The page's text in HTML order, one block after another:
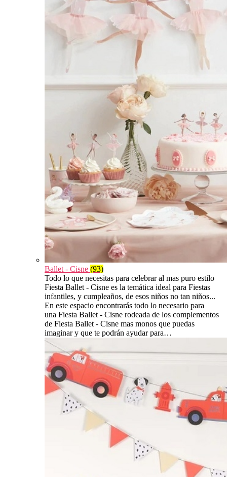
Ballet - Cisne (93)
Todo lo que necesitas para celebrar al mas puro estilo
Fiesta Ballet - Cisne es la temática ideal para Fiestas
infantiles, y cumpleaños, de esos niños no tan niños...
En este espacio encontrarás todo lo necesario para
una Fiesta Ballet - Cisne rodeada de los complementos
de Fiesta Ballet - Cisne mas monos que puedas
imaginar y que te podrán ayudar para…